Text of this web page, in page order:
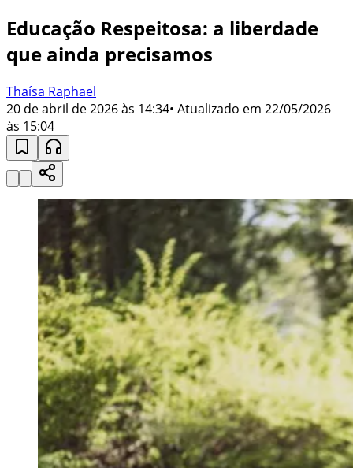
Educação Respeitosa: a liberdade
que ainda precisamos
Thaísa Raphael
20 de abril de 2026 às 14:34• Atualizado em 22/05/2026
às 15:04